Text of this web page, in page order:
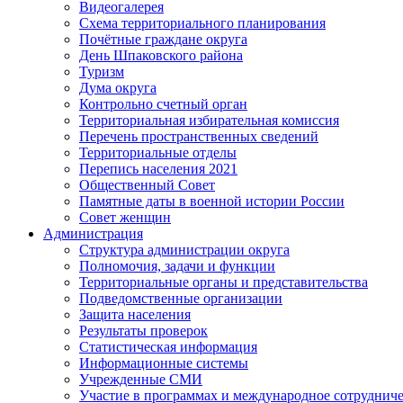
Видеогалерея
Схема территориального планирования
Почётные граждане округа
День Шпаковского района
Туризм
Дума округа
Контрольно счетный орган
Территориальная избирательная комиссия
Перечень пространственных сведений
Территориальные отделы
Перепись населения 2021
Общественный Совет
Памятные даты в военной истории России
Совет женщин
Администрация
Структура администрации округа
Полномочия, задачи и функции
Территориальные органы и представительства
Подведомственные организации
Защита населения
Результаты проверок
Статистическая информация
Информационные системы
Учрежденные СМИ
Участие в программах и международное